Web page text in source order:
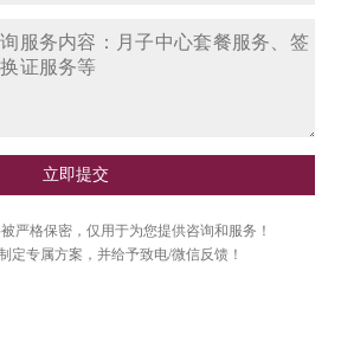
立即提交
严格保密，仅用于为您提供咨询和服务！
定专属方案，并给予致电/微信反馈！